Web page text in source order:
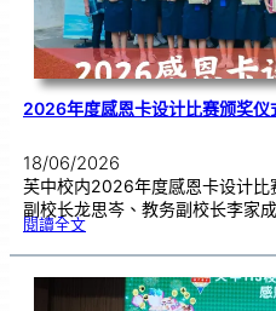
2026年度感恩卡设计比赛颁奖仪
18/06/2026
芙中校内2026年度感恩卡设计
副校长龙思岑、教务副校长李家
閱讀全文:2
6
度
感
卡